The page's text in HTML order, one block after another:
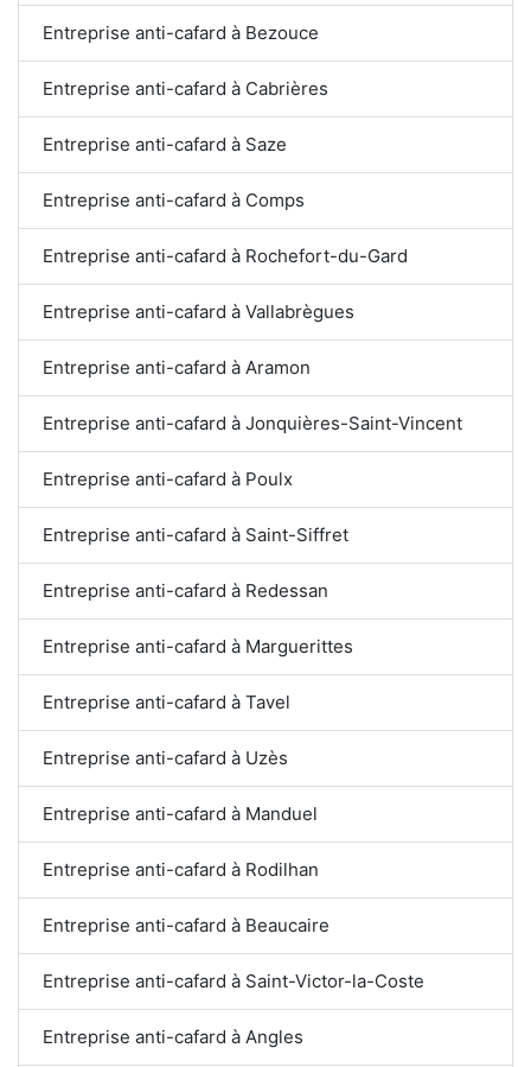
Entreprise anti-cafard à Bezouce
Entreprise anti-cafard à Cabrières
Entreprise anti-cafard à Saze
Entreprise anti-cafard à Comps
Entreprise anti-cafard à Rochefort-du-Gard
Entreprise anti-cafard à Vallabrègues
Entreprise anti-cafard à Aramon
Entreprise anti-cafard à Jonquières-Saint-Vincent
Entreprise anti-cafard à Poulx
Entreprise anti-cafard à Saint-Siffret
Entreprise anti-cafard à Redessan
Entreprise anti-cafard à Marguerittes
Entreprise anti-cafard à Tavel
Entreprise anti-cafard à Uzès
Entreprise anti-cafard à Manduel
Entreprise anti-cafard à Rodilhan
Entreprise anti-cafard à Beaucaire
Entreprise anti-cafard à Saint-Victor-la-Coste
Entreprise anti-cafard à Angles